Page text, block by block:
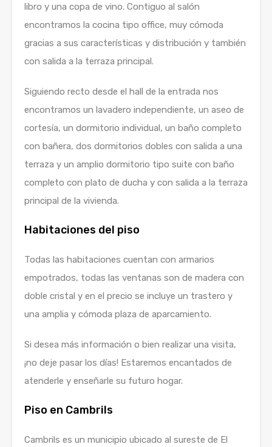
libro y una copa de vino. Contiguo al salón
encontramos la cocina tipo office, muy cómoda
gracias a sus características y distribución y también
con salida a la terraza principal.
Siguiendo recto desde el hall de la entrada nos
encontramos un lavadero independiente, un aseo de
cortesía, un dormitorio individual, un baño completo
con bañera, dos dormitorios dobles con salida a una
terraza y un amplio dormitorio tipo suite con baño
completo con plato de ducha y con salida a la terraza
principal de la vivienda.
Habitaciones del piso
Todas las habitaciones cuentan con armarios
empotrados, todas las ventanas son de madera con
doble cristal y en el precio se incluye un trastero y
una amplia y cómoda plaza de aparcamiento.
Si desea más información o bien realizar una visita,
¡no deje pasar los días! Estaremos encantados de
atenderle y enseñarle su futuro hogar.
Piso en Cambrils
Cambrils es un municipio ubicado al sureste de El